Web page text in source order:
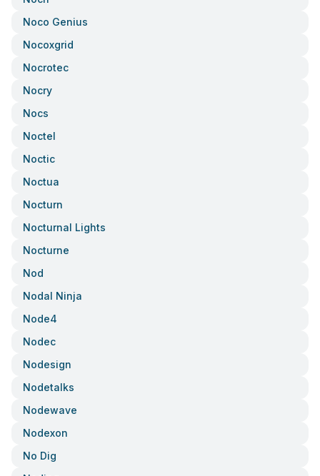
Noco Genius
Nocoxgrid
Nocrotec
Nocry
Nocs
Noctel
Noctic
Noctua
Nocturn
Nocturnal Lights
Nocturne
Nod
Nodal Ninja
Node4
Nodec
Nodesign
Nodetalks
Nodewave
Nodexon
No Dig